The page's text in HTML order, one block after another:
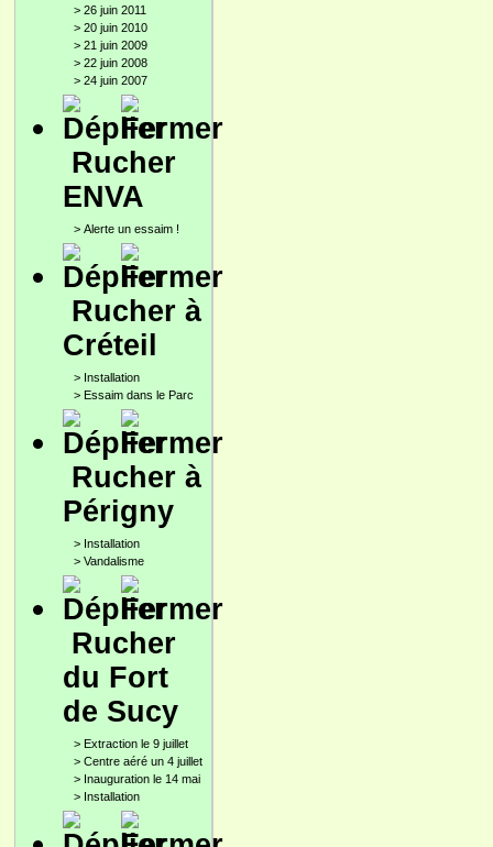
> 26 juin 2011
> 20 juin 2010
> 21 juin 2009
> 22 juin 2008
> 24 juin 2007
Rucher
ENVA
> Alerte un essaim !
Rucher à
Créteil
> Installation
> Essaim dans le Parc
Rucher à
Périgny
> Installation
> Vandalisme
Rucher
du Fort
de Sucy
> Extraction le 9 juillet
> Centre aéré un 4 juillet
> Inauguration le 14 mai
> Installation